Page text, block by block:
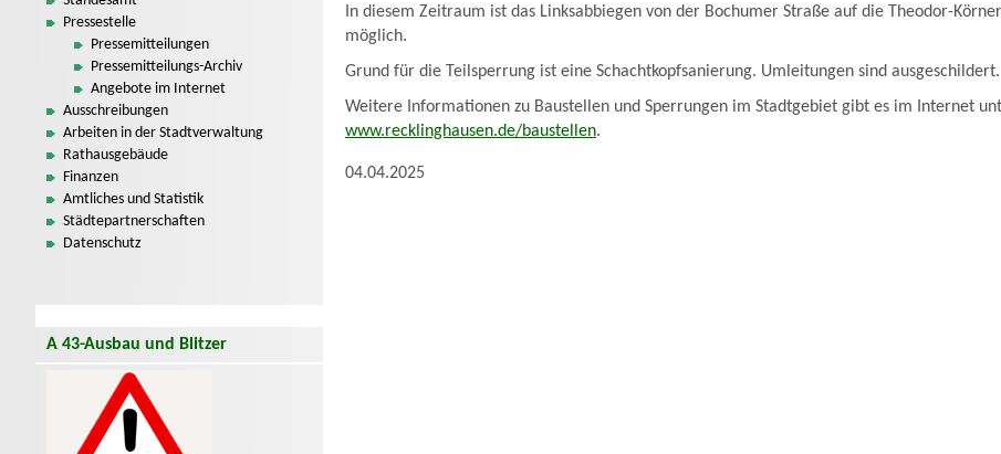
Pressestelle
Pressemitteilungen
Pressemitteilungs-Archiv
Angebote im Internet
Ausschreibungen
Arbeiten in der Stadtverwaltung
Rathausgebäude
Finanzen
Amtliches und Statistik
Städtepartnerschaften
Datenschutz
A 43-Ausbau und Blitzer
In diesem Zeitraum ist das Linksabbiegen von der Bochumer Straße auf die Theodor-
möglich.
Grund für die Teilsperrung ist eine Schachtkopfsanierung. Umleitungen sind ausgeschildert.
Weitere Informationen zu Baustellen und Sperrungen im Stadtgebiet gibt es im Internet
www.recklinghausen.de/baustellen.
04.04.2025